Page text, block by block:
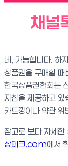
네, 가능합니다. 하
상품권을 구매할 때
한국상품권협회는
지침을 제공하고 있
카드깡이나 약관
참고로 보다 자세
상테크.com에서